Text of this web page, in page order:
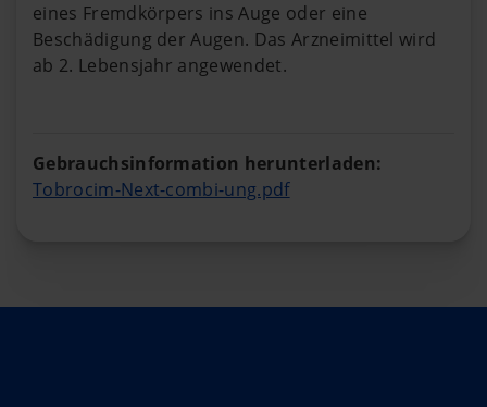
eines Fremdkörpers ins Auge oder eine
Beschädigung der Augen. Das Arzneimittel wird
ab 2. Lebensjahr angewendet.
Gebrauchsinformation herunterladen:
Tobrocim-Next-combi-ung.pdf